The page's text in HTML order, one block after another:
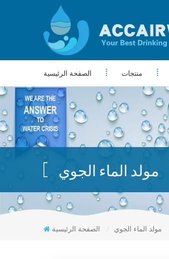
الصفحة الرئيسية منتجات
مولد الماء الجوي
الصفحة الرئيسية / مولد الماء الجوي